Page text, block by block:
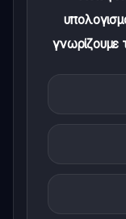
γνωρίζουμε